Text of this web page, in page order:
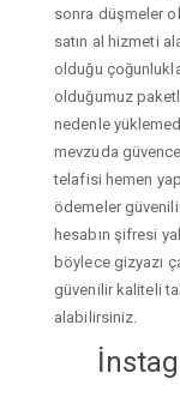
sonra düşmeler
satın al hizmeti
olduğu
olduğumuz
nedenle
mevzuda
telafisi hemen
ödemeler
hesabın şifresi
böylece gizyazı
güvenilir kaliteli
alabilirsiniz.